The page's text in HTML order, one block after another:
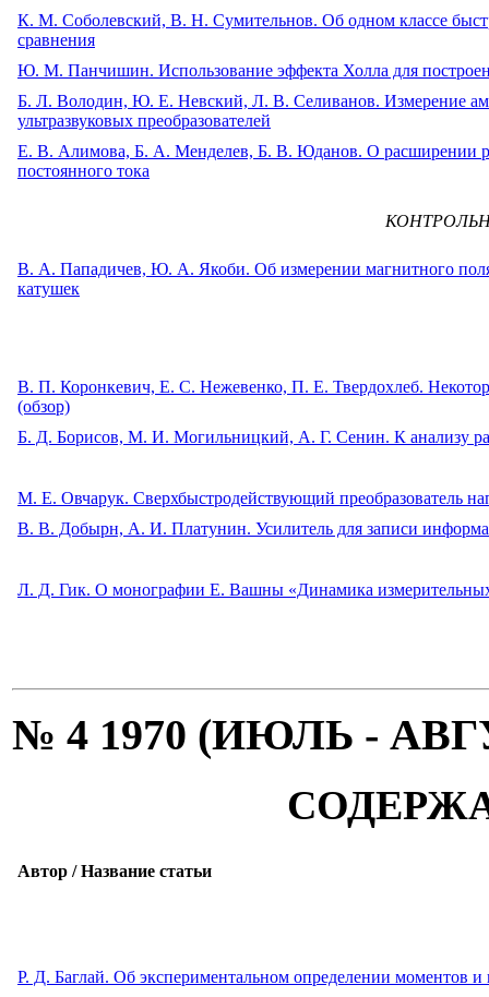
К. М. Соболевский, В. Н. Сумительнов. Об одном классе
сравнения
Ю. М. Панчишин. Использование эффекта Холла для
Б. Л. Володин, Ю. Е. Невский, Л. В. Селиванов. Измерение
ультразвуковых преобразователей
Е. В. Алимова, Б. А. Менделев, Б. В. Юданов. О расширении
постоянного тока
В. А. Пападичев, Ю. А. Якоби. Об измерении магнитного
катушек
В. П. Коронкевич, Е. С. Нежевенко, П. Е. Твердохлеб.
(обзор)
Б. Д. Борисов, М. И. Могильницкий, А. Г. Сенин. К анализу
М. Е. Овчарук. Сверхбыстродействующий преобразователь
В. В. Добырн, А. И. Платунин. Усилитель для записи
Л. Д. Гик. О монографии Е. Вашны «Динамика
№ 4 1970 (ИЮЛЬ -
Автор / Название статьи
Р. Д. Баглай. Об экспериментальном определении моментов